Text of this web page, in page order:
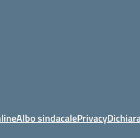
Albo sindacalePrivacy